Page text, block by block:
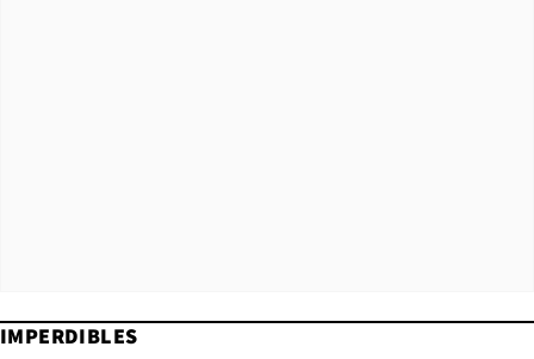
IMPERDIBLES